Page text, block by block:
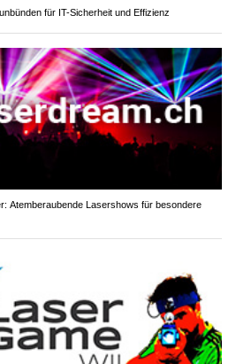
für IT-Sicherheit und Effizienz
Atemberaubende Lasershows für besondere